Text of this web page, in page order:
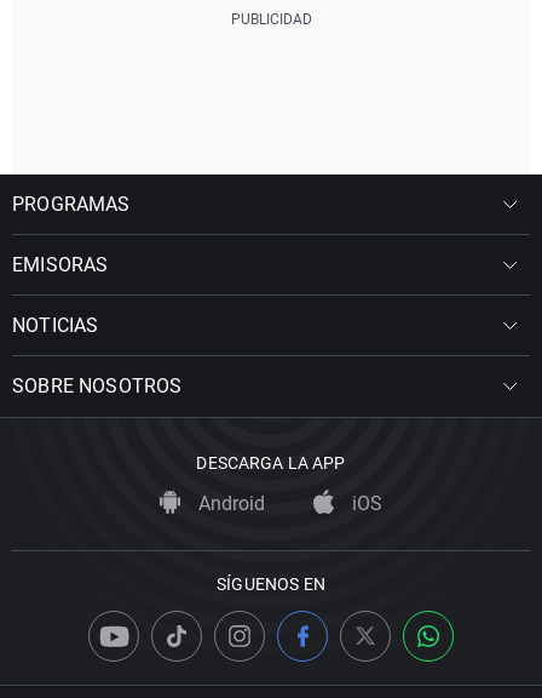
PROGRAMAS
EMISORAS
NOTICIAS
SOBRE NOSOTROS
DESCARGA LA APP
Android iOS
SÍGUENOS EN